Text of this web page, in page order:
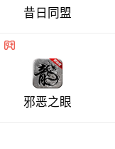
昔日同盟
邪恶之眼